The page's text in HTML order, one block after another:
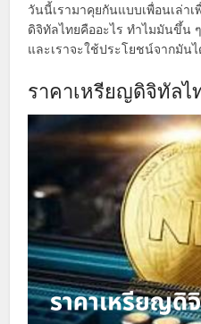
วันนี้เรามาคุยกันแบบเพื่อนเล่า
ดิจิทัลไทยคืออะไร ทำไมมันขึ้น
และเราจะใช้ประโยชน์จากมันไ
ราคาเหรียญดิจิทัลไ